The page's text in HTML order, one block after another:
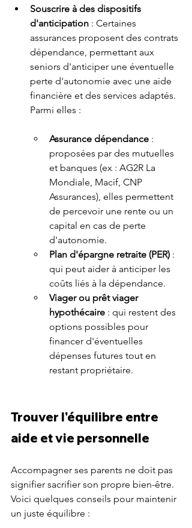
Souscrire à des dispositifs
d'anticipation : Certaines
assurances proposent des contrats
dépendance, permettant aux
seniors d'anticiper une éventuelle
perte d'autonomie avec une aide
financière et des services adaptés.
Parmi elles :
Assurance dépendance :
proposées par des mutuelles
et banques (ex : AG2R La
Mondiale, Macif, CNP
Assurances), elles permettent
de percevoir une rente ou un
capital en cas de perte
d'autonomie.
Plan d'épargne retraite (PER) :
qui peut aider à anticiper les
coûts liés à la dépendance.
Viager ou prêt viager
hypothécaire : qui restent des
options possibles pour
financer d'éventuelles
dépenses futures tout en
restant propriétaire.
Trouver l'équilibre entre
aide et vie personnelle
Accompagner ses parents ne doit pas
signifier sacrifier son propre bien-être.
Voici quelques conseils pour maintenir
un juste équilibre :